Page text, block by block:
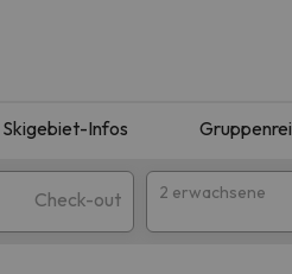
Skigebiet-Infos
Check-out 2 erwachsene